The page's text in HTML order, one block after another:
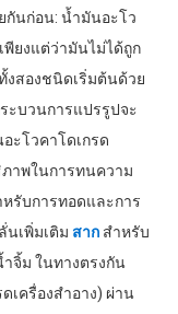
กันก่อน: น้ำมันอะโว
พียงแต่ว่ามันไม่ได้ถูก
งสองชนิดเริ่มต้นด้วย
ะบวนการแปรรูปจะ
ะโวคาโดเกรด
าพในการทนความ
รับการทอดและการ
นเพิ่มเติม สากสำหรับ
จิ้ม ในทางตรงกัน
เครื่องสำอาง) ผ่าน